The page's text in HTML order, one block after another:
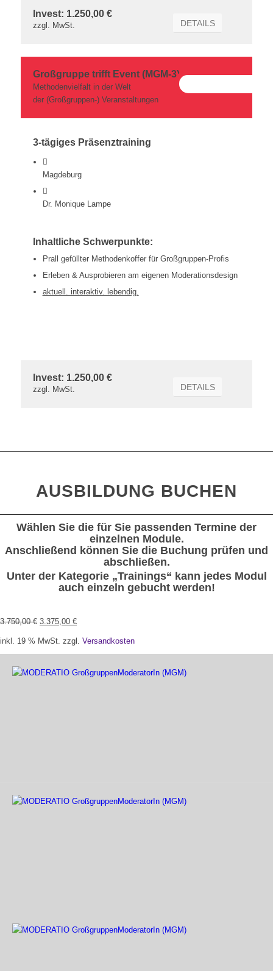
Invest: 1.250,00 €
zzgl. MwSt. DETAILS
Großgruppe trifft Event (MGM-3)
Methodenvielfalt in der Welt
der (Großgruppen-) Veranstaltungen
3-tägiges Präsenztraining
Magdeburg
Dr. Monique Lampe
Inhaltliche Schwerpunkte:
Prall gefüllter Methodenkoffer für Großgruppen-Profis
Erleben & Ausprobieren am eigenen Moderationsdesign
aktuell. interaktiv. lebendig.
Invest: 1.250,00 €
zzgl. MwSt. DETAILS
AUSBILDUNG BUCHEN
Wählen Sie die für Sie passenden Termine der
einzelnen Module.
Anschließend können Sie die Buchung prüfen und
abschließen.
Unter der Kategorie „Trainings“ kann jedes Modul
auch einzeln gebucht werden!
3.750,00€ Ursprünglicher
war:
3.375,00 €Aktueller
ist:
inkl. 19 % MwSt. zzgl. Versandkosten